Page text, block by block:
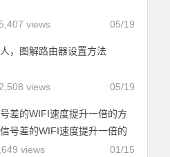
05/19
views
，图解路由器设置方法
05/19
views
差的WIFI速度提升一倍的方
号差的WIFI速度提升一倍的
01/15
views